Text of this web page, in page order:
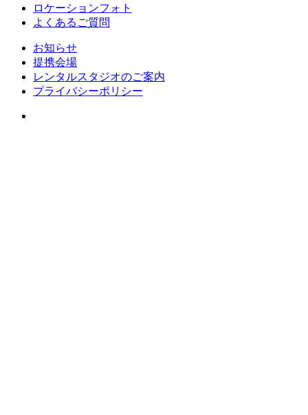
ロケーションフォト
よくあるご質問
お知らせ
提携会場
レンタルスタジオのご案内
プライバシーポリシー